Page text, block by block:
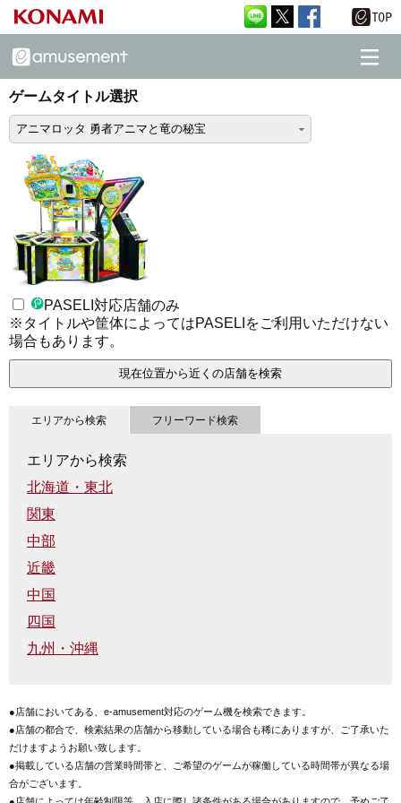
ゲームタイトル選択
アニマロッタ 勇者アニマと竜の秘宝
PASELI対応店舗のみ
※タイトルや筐体によってはPASELIをご利用いただけない
場合もあります。
現在位置から近くの店舗を検索
エリアから検索 フリーワード検索
エリアから検索
北海道・東北
関東
中部
近畿
中国
四国
九州・沖縄
●店舗においてある、e-amusement対応のゲーム機を検索できます。
●店舗の都合で、検索結果の店舗から移動している場合も稀にありますが、ご了承いた
だけますようお願い致します。
●掲載している店舗の営業時間帯と、ご希望のゲームが稼働している時間帯が異なる場
合がございます。